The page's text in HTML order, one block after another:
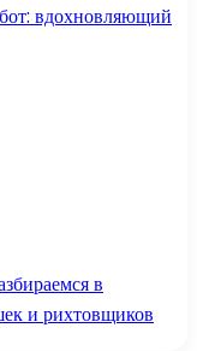
вдохновляющий
в
и рихтовщиков